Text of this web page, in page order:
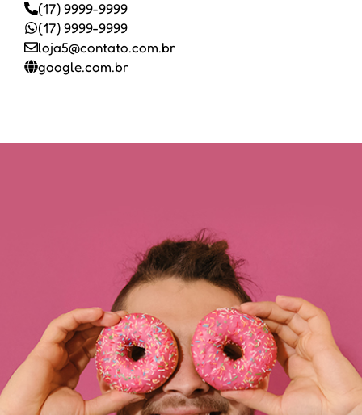
(17) 9999-9999
(17) 9999-9999
loja5@contato.com.br
google.com.br